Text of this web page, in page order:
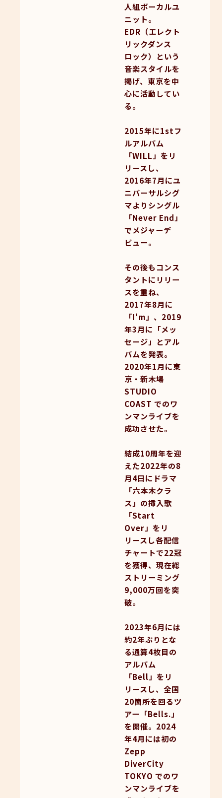
人組ボーカルユ
ニット。
EDR（エレクト
リックダンス
ロック）という
音楽スタイルを
掲げ、東京を中
心に活動してい
る。
2015年に1stフ
ルアルバム
「WILL」をリ
リースし、
2016年7月にユ
ニバーサルシグ
マよりシングル
「Never End」
でメジャーデ
ビュー。
その後もコンス
タントにリリー
スを重ね、
2017年8月に
「I'm」、2019
年3月に「メッ
セージ」とアル
バムを発表。
2020年1月に東
京・新木場
STUDIO
COAST でのワ
ンマンライブを
成功させた。
結成10周年を迎
えた2022年の8
月4日にドラマ
「六本木クラ
ス」の挿入歌
「Start
Over」をリ
リースし各配信
チャートで22冠
を獲得、現在総
ストリーミング
9,000万回を突
破。
2023年6月には
約2年ぶりとな
る通算4枚目の
アルバム
「Bell」をリ
リースし、全国
20箇所を回るツ
アー「Bells.」
を開催。2024
年4月には初の
Zepp
DiverCity
TOKYO でのワ
ンマンライブを